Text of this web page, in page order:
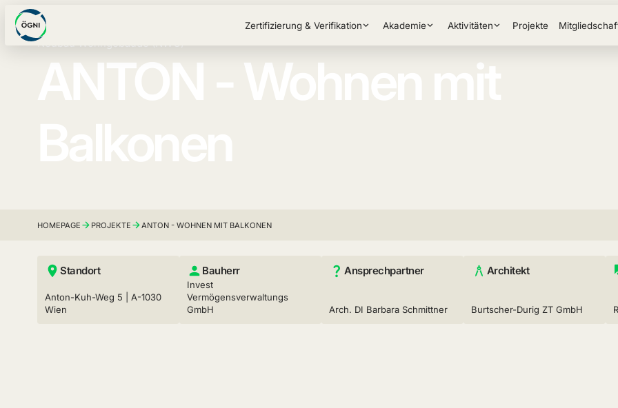
Zertifizierung & Verifikation Akademie Aktivitäten Projekte
Neubau Wohngebäude (NWO)
ANTON - Wohnen mit
HOMEPAGE PROJEKTE ANTON - WOHNEN MIT BALKONEN
Standort
Anton-Kuh-Weg 5 | A-1030
Wien
Bauherr
Invest
Vermögensverwaltungs
GmbH
Ansprechpartner
Arch. DI Barbara Schmittner
Architekt
Burtscher-Durig ZT GmbH